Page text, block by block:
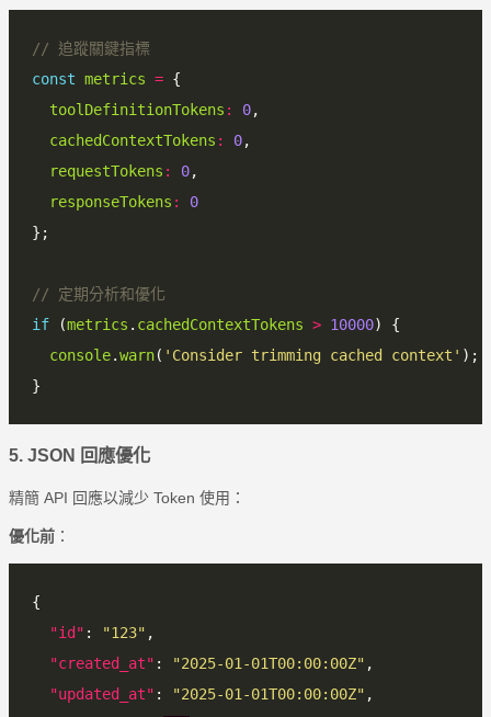
const metrics =
toolDefinitionTokens : 0
cachedContextTokens : 0
requestTokens : 0
responseTokens :
0
if (metrics . cachedContextTokens > 10000
console.warn( 'Consider trimming cached context'
5. JSON 回應優化
精簡 API 回應以減少 Token 使用：
優化前 ：
"id" : "123"
"created_at" : "2025-01-01T00:00:00Z"
"updated_at" : "2025-01-01T00:00:00Z"